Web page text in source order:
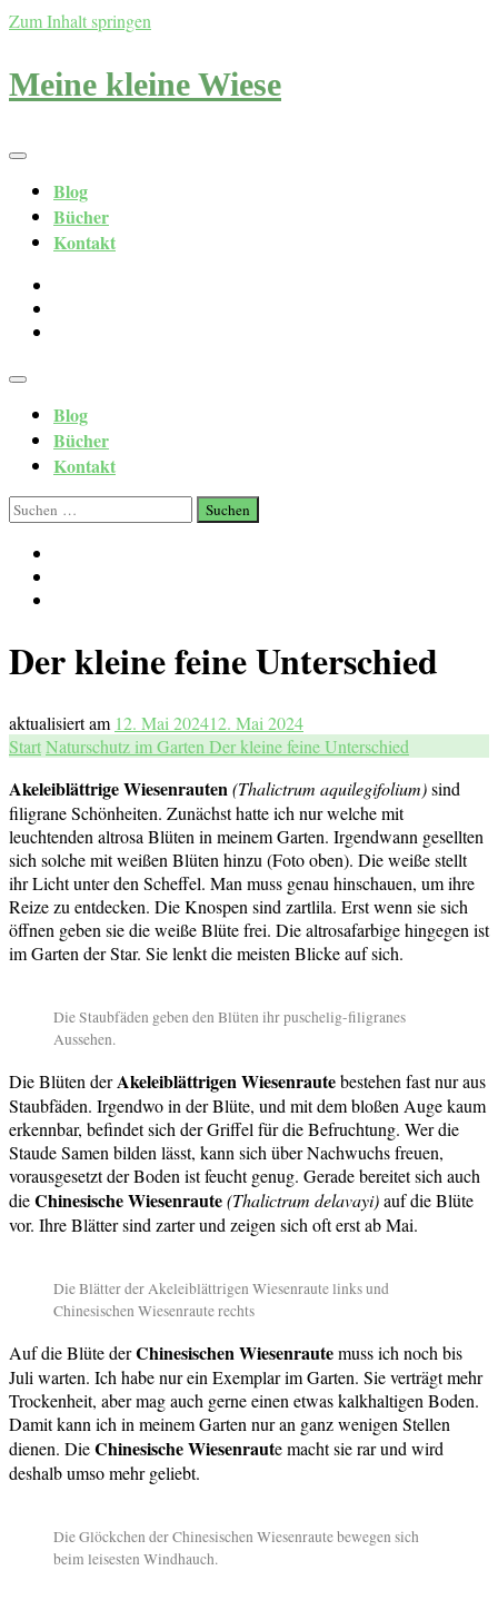
Zum Inhalt springen
Meine kleine Wiese
Blog
Bücher
Kontakt
Blog
Bücher
Kontakt
Suchen
nach:
Der kleine feine Unterschied
aktualisiert am 12. Mai 202412. Mai 2024
StartNaturschutz im Garten Der kleine feine Unterschied
Akeleiblättrige Wiesenrauten(Thalictrum aquilegifolium)sind
filigrane Schönheiten. Zunächst hatte ich nur welche mit
leuchtenden altrosa Blüten in meinem Garten. Irgendwann gesellten
sich solche mit weißen Blüten hinzu (Foto oben). Die weiße stellt
ihr Licht unter den Scheffel. Man muss genau hinschauen, um ihre
Reize zu entdecken. Die Knospen sind zartlila. Erst wenn sie sich
öffnen geben sie die weiße Blüte frei. Die altrosafarbige hingegen ist
im Garten der Star. Sie lenkt die meisten Blicke auf sich.
Die Staubfäden geben den Blüten ihr puschelig-filigranes
Aussehen.
Die Blüten derAkeleiblättrigen Wiesenrautebestehen fast nur aus
Staubfäden. Irgendwo in der Blüte, und mit dem bloßen Auge kaum
erkennbar, befindet sich der Griffel für die Befruchtung. Wer die
Staude Samen bilden lässt, kann sich über Nachwuchs freuen,
vorausgesetzt der Boden ist feucht genug. Gerade bereitet sich auch
dieChinesische Wiesenraute(Thalictrum delavayi)auf die Blüte
vor. Ihre Blätter sind zarter und zeigen sich oft erst ab Mai.
Die Blätter der Akeleiblättrigen Wiesenraute links und
Chinesischen Wiesenraute rechts
Auf die Blüte derChinesischen Wiesenrautemuss ich noch bis
Juli warten. Ich habe nur ein Exemplar im Garten. Sie verträgt mehr
Trockenheit, aber mag auch gerne einen etwas kalkhaltigen Boden.
Damit kann ich in meinem Garten nur an ganz wenigen Stellen
dienen. DieChinesische Wiesenraute macht sie rar und wird
deshalb umso mehr geliebt.
Die Glöckchen der Chinesischen Wiesenraute bewegen sich
beim leisesten Windhauch.